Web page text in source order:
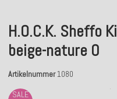
SALE
H.O.C.K. Sheffo
beige-nature 0
Artikelnummer1080